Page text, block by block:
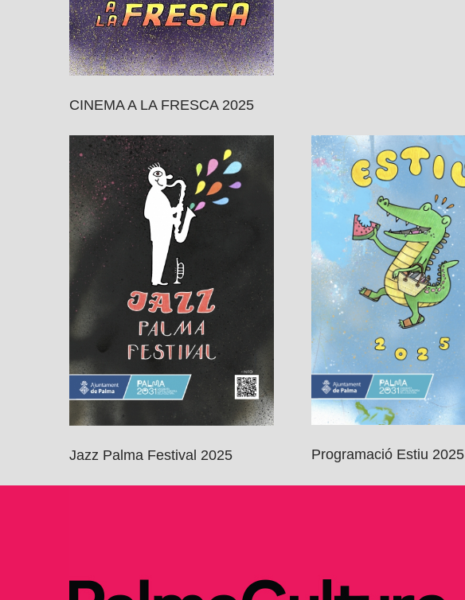
CINEMA A LA FRESCA 2025
Jazz Palma Festival 2025 Programació Estiu 2025